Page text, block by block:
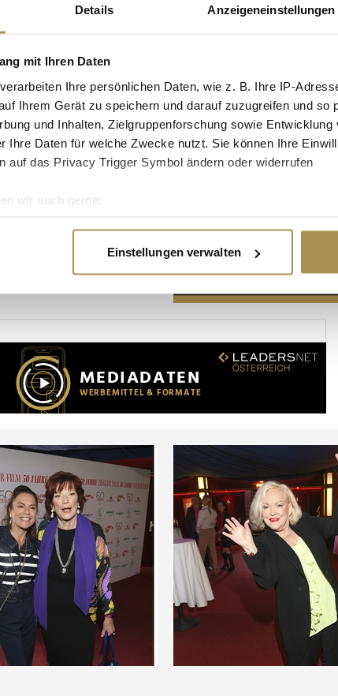
Details Anzeigeneinstellungen
mit Ihren Daten
verarbeiten Ihre persönlichen Daten, wie z. B. Ihre IP-
Ihrem Gerät zu speichern und darauf zuzugreifen und so
und Inhalten, Zielgruppenforschung sowie
Ihre Daten für welche Zwecke nutzt. Sie können Ihre
auf das Privacy Trigger Symbol ändern oder widerrufen
wir auch gerne:
Ihre persönlichen Daten verarbeitet werden, und legen
und Anzeigen zu personalisieren, Funktionen für
soziale Medien, Werbung und Analysen weiter. Unsere
zusammen, die Sie ihnen bereitgestellt haben oder
Einstellungen verwalten
Advertisement